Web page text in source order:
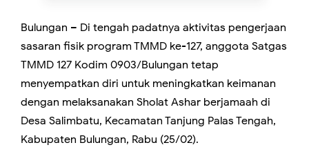
Bulungan – Di tengah padatnya aktivitas pengerjaan
sasaran fisik program TMMD ke-127, anggota Satgas
TMMD 127 Kodim 0903/Bulungan tetap
menyempatkan diri untuk meningkatkan keimanan
dengan melaksanakan Sholat Ashar berjamaah di
Desa Salimbatu, Kecamatan Tanjung Palas Tengah,
Kabupaten Bulungan, Rabu (25/02).